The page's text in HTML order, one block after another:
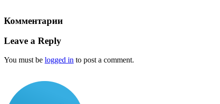
Комментарии
Leave a Reply
You must be logged in to post a comment.